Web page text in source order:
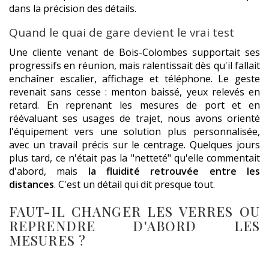
dans la précision des détails.
Quand le quai de gare devient le vrai test
Une cliente venant de Bois-Colombes supportait ses
progressifs en réunion, mais ralentissait dès qu'il fallait
enchaîner escalier, affichage et téléphone. Le geste
revenait sans cesse : menton baissé, yeux relevés en
retard. En reprenant les mesures de port et en
réévaluant ses usages de trajet, nous avons orienté
l'équipement vers une solution plus personnalisée,
avec un travail précis sur le centrage. Quelques jours
plus tard, ce n'était pas la "netteté" qu'elle commentait
d'abord, mais la fluidité retrouvée entre les
distances. C'est un détail qui dit presque tout.
FAUT-IL CHANGER LES VERRES OU
REPRENDRE D'ABORD LES
MESURES ?